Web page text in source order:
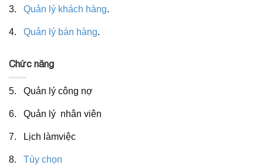
3. Quản lý khách hàng.
4. Quản lý bán hàng.
Chức năng
5. Quản lý công nợ
6. Quản lý nhân viên
7. Lịch làmviệc
8. Tùy chọn